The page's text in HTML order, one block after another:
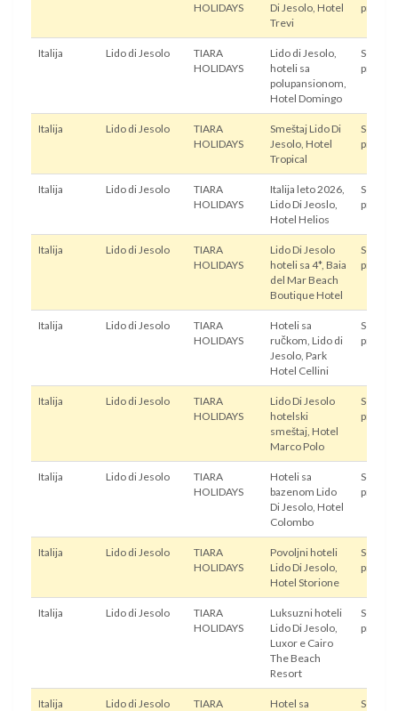
HOLIDAYS
Di Jesolo, Hotel
Trevi
prevoz
Italija Lido di Jesolo
TIARA
HOLIDAYS
Lido di Jesolo,
hoteli sa
polupansionom,
Hotel Domingo
prevoz
Italija Lido di Jesolo
TIARA
HOLIDAYS
Smeštaj Lido Di
Jesolo, Hotel
Tropical
prevoz
Italija Lido di Jesolo
TIARA
HOLIDAYS
Italija leto 2026,
Lido Di Jeoslo,
Hotel Helios
prevoz
Italija Lido di Jesolo
TIARA
HOLIDAYS
Lido Di Jesolo
hoteli sa 4*, Baia
del Mar Beach
Boutique Hotel
prevoz
Italija Lido di Jesolo
TIARA
HOLIDAYS
Hoteli sa
ručkom, Lido di
Jesolo, Park
Hotel Cellini
prevoz
Italija Lido di Jesolo
TIARA
HOLIDAYS
Lido Di Jesolo
hotelski
smeštaj, Hotel
Marco Polo
prevoz
Italija Lido di Jesolo
TIARA
HOLIDAYS
Hoteli sa
bazenom Lido
Di Jesolo, Hotel
Colombo
prevoz
Italija Lido di Jesolo
TIARA
HOLIDAYS
Povoljni hoteli
Lido Di Jesolo,
Hotel Storione
prevoz
Italija Lido di Jesolo
TIARA
HOLIDAYS
Luksuzni hoteli
Lido Di Jesolo,
Luxor e Cairo
The Beach
Resort
prevoz
Italija Lido di Jesolo
TIARA
Hotel sa